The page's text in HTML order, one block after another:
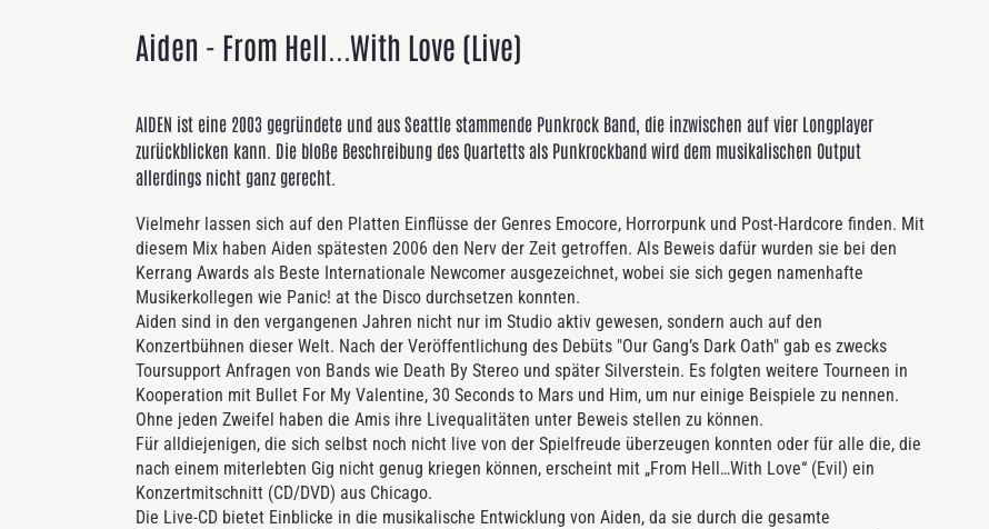
Aiden - From Hell...With Love (Live)
AIDEN ist eine 2003 gegründete und aus Seattle stammende Punkrock Band, die inzwischen auf vier Longplayer
zurückblicken kann. Die bloße Beschreibung des Quartetts als Punkrockband wird dem musikalischen Output
allerdings nicht ganz gerecht.
Vielmehr lassen sich auf den Platten Einflüsse der Genres Emocore, Horrorpunk und Post-Hardcore finden. Mit
diesem Mix haben Aiden spätesten 2006 den Nerv der Zeit getroffen. Als Beweis dafür wurden sie bei den
Kerrang Awards als Beste Internationale Newcomer ausgezeichnet, wobei sie sich gegen namenhafte
Musikerkollegen wie Panic! at the Disco durchsetzen konnten.
Aiden sind in den vergangenen Jahren nicht nur im Studio aktiv gewesen, sondern auch auf den
Konzertbühnen dieser Welt. Nach der Veröffentlichung des Debüts "Our Gang’s Dark Oath" gab es zwecks
Toursupport Anfragen von Bands wie Death By Stereo und später Silverstein. Es folgten weitere Tourneen in
Kooperation mit Bullet For My Valentine, 30 Seconds to Mars und Him, um nur einige Beispiele zu nennen.
Ohne jeden Zweifel haben die Amis ihre Livequalitäten unter Beweis stellen zu können.
Für alldiejenigen, die sich selbst noch nicht live von der Spielfreude überzeugen konnten oder für alle die, die
nach einem miterlebten Gig nicht genug kriegen können, erscheint mit „From Hell…With Love“ (Evil) ein
Konzertmitschnitt (CD/DVD) aus Chicago.
Die Live-CD bietet Einblicke in die musikalische Entwicklung von Aiden, da sie durch die gesamte